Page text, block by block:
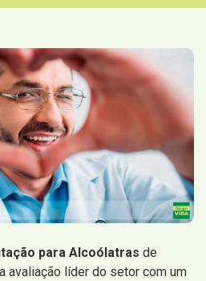
para Alcoólatras de
avaliação líder do setor com um